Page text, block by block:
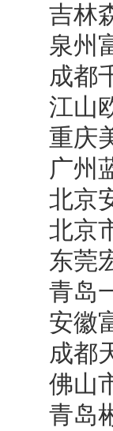
吉林森
泉州富
成都千
江山欧
重庆美
广州蓝
北京安
北京市
东莞宏
青岛一
安徽富
成都天
佛山市
青岛彬